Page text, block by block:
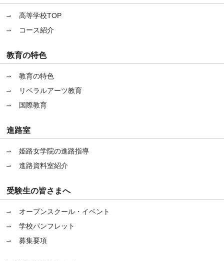
高等学校TOP
コース紹介
教育の特色
教育の特色
リベラルアーツ教育
国際教育
進路室
姫路女学院の進路指導
進路資料室紹介
受験生の皆さまへ
オープンスクール・イベント
学校パンフレット
募集要項